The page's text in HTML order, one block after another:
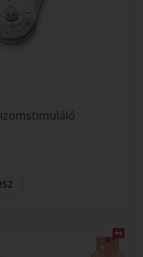
izomstimuláló